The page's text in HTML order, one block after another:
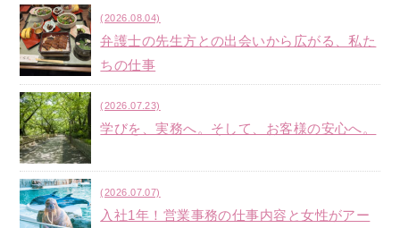
(2026.08.04)
弁護士の先生方との出会いから広がる、私た
ちの仕事
(2026.07.23)
学びを、実務へ。そして、お客様の安心へ。
(2026.07.07)
入社1年！営業事務の仕事内容と女性がアー